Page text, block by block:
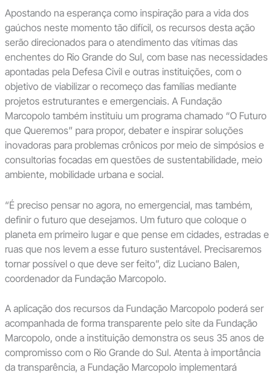
Apostando na esperança como inspiração para a vida dos
gaúchos neste momento tão difícil, os recursos desta ação
serão direcionados para o atendimento das vítimas das
enchentes do Rio Grande do Sul, com base nas necessidades
apontadas pela Defesa Civil e outras instituições, com o
objetivo de viabilizar o recomeço das famílias mediante
projetos estruturantes e emergenciais. A Fundação
Marcopolo também instituiu um programa chamado “O Futuro
que Queremos” para propor, debater e inspirar soluções
inovadoras para problemas crônicos por meio de simpósios e
consultorias focadas em questões de sustentabilidade, meio
ambiente, mobilidade urbana e social.
“É preciso pensar no agora, no emergencial, mas também,
definir o futuro que desejamos. Um futuro que coloque o
planeta em primeiro lugar e que pense em cidades, estradas e
ruas que nos levem a esse futuro sustentável. Precisaremos
tornar possível o que deve ser feito”, diz Luciano Balen,
coordenador da Fundação Marcopolo.
A aplicação dos recursos da Fundação Marcopolo poderá ser
acompanhada de forma transparente pelo site da Fundação
Marcopolo, onde a instituição demonstra os seus 35 anos de
compromisso com o Rio Grande do Sul. Atenta à importância
da transparência, a Fundação Marcopolo implementará